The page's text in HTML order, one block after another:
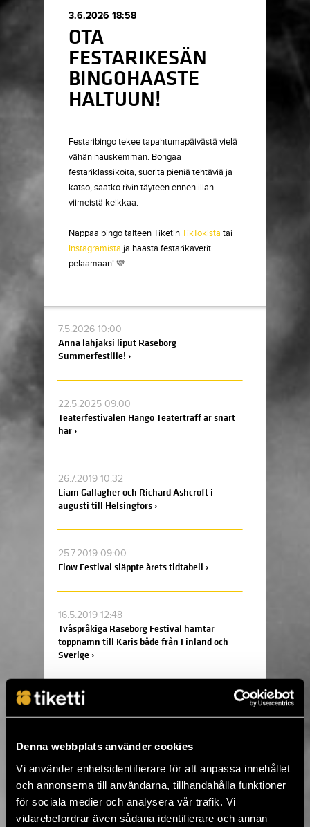
Denna webbplats använder cookies
Vi använder enhetsidentifierare för att anpassa innehållet
och annonserna till användarna, tillhandahålla funktioner
för sociala medier och analysera vår trafik. Vi
vidarebefordrar även sådana identifierare och annan
3.6.2026 18:58
OTA
FESTARIKESÄN
BINGOHAASTE
HALTUUN!
Festaribingo tekee tapahtumapäivästä vielä
vähän hauskemman. Bongaa
festariklassikoita, suorita pieniä tehtäviä ja
katso, saatko rivin täyteen ennen illan
viimeistä keikkaa.
Nappaa bingo talteen TiketinTikTokista tai
Instagramista ja haasta festarikaverit
pelaamaan! 💛
7.5.2026 10:00
Anna lahjaksi liput Raseborg
Summerfestille! ›
22.5.2025 09:00
Teaterfestivalen Hangö Teaterträff är snart
här ›
26.7.2019 10:32
Liam Gallagher och Richard Ashcroft i
augusti till Helsingfors ›
25.7.2019 09:00
Flow Festival släppte årets tidtabell ›
16.5.2019 12:48
Tvåspråkiga Raseborg Festival hämtar
toppnamn till Karis både från Finland och
Sverige ›
18.3.2019 09:00
Lisa Ekdahl med Vem vet 25 års
Bo Kaspers Orkester återvänder till
Helsingfors i juni ›